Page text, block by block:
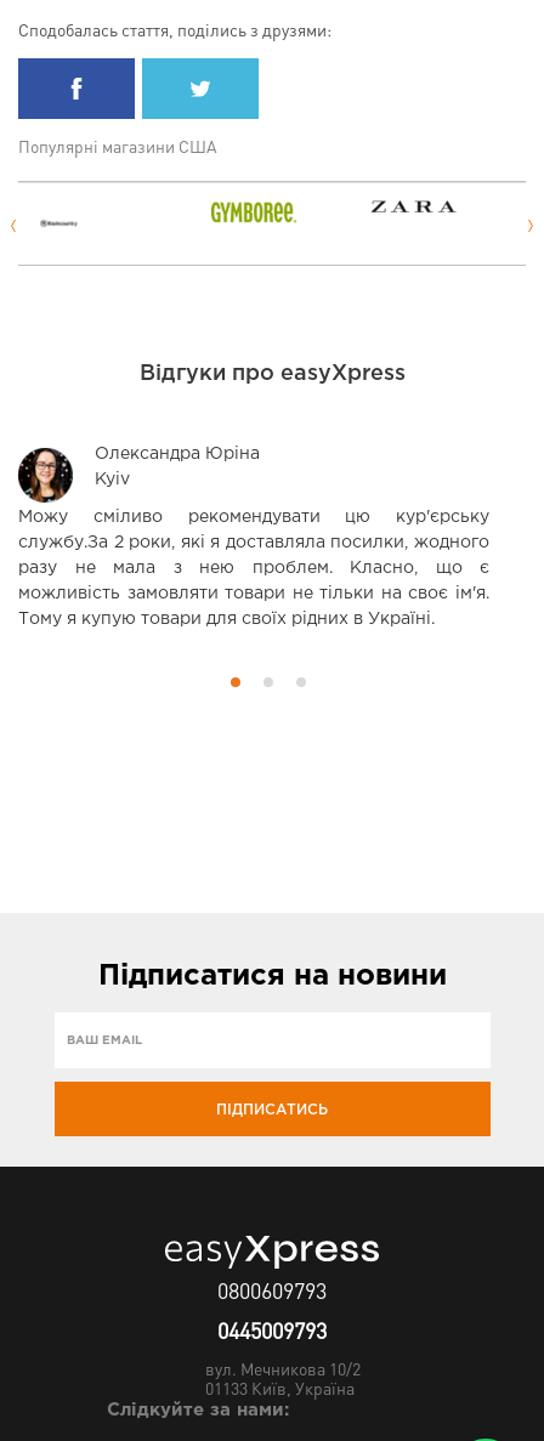
Сподобалась стаття, поділись з друзями:
Популярні магазини США
Відгуки про easyXpress
Олександра Юріна
Kyiv
Можу сміливо рекомендувати цю кур'єрську
службу.За 2 роки, які я доставляла посилки, жодного
разу не мала з нею проблем. Класно, що є
можливість замовляти товари не тільки на своє ім'я.
Тому я купую товари для своїх рідних в Україні.
Підписатися на новини
ПІДПИСАТИСЬ
0800609793
0445009793
вул. Мечникова 10/2
01133 Київ, Україна
Слідкуйте за нами: